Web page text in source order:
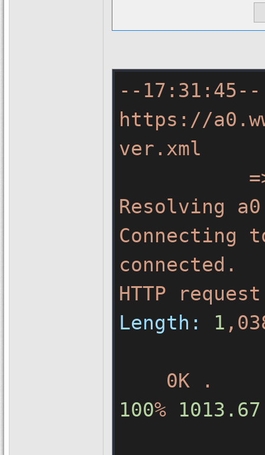
--17:31:45--
https://
ver.xml
Resolving
Connecting
connected.
HTTP
request
Length:
1
0K
.
100% 1013.67